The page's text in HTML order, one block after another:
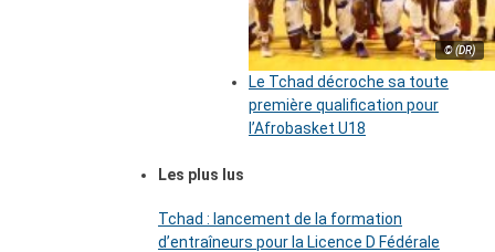
© (DR)
Le Tchad décroche sa toute
première qualification pour
l’Afrobasket U18
Les plus lus
Tchad : lancement de la formation
d’entraîneurs pour la Licence D Fédérale